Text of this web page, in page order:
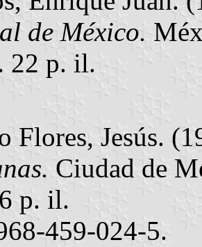
de México.
22 p. il.
Flores, Jesús.
Ciudad de
p. il.
459-024-5.